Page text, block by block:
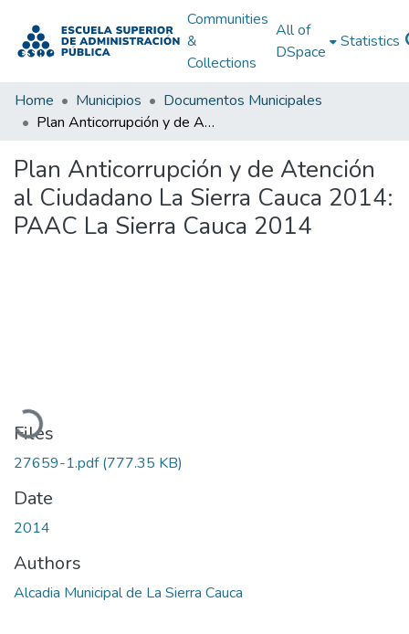
Communities
&
Collections
All of
DSpace
Statistics
Home Municipios
Documentos Municipales
Plan Anticorrupción y de Atención al Ciudadano La Sierra Cauca 2014: PAAC La Sierra Cauca 2014
Plan Anticorrupción y de Atención
al Ciudadano La Sierra Cauca 2014:
PAAC La Sierra Cauca 2014
Loading...
Files
27659-1.pdf(777.35 KB)
Date
2014
Authors
Alcadia Municipal de La Sierra Cauca